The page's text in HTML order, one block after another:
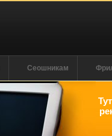
Сеошникам